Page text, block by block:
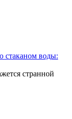
стаканом воды:
странной